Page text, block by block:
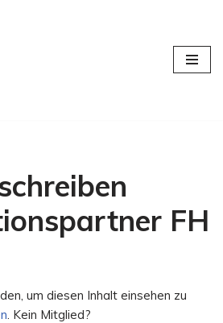
FH
um diesen Inhalt einsehen zu
. Kein Mitglied?